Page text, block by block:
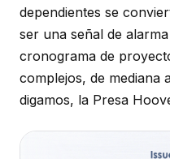
dependientes se
ser una señal de
cronograma de
complejos, de mediana
digamos, la Presa